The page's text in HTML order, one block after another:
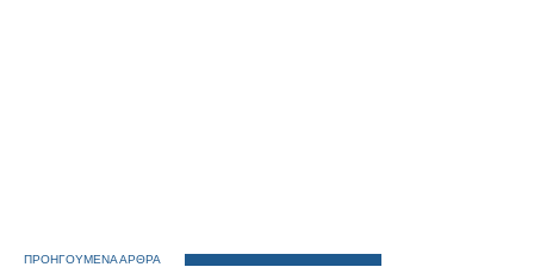
ΠΡΟΗΓΟΥΜΕΝΑ ΑΡΘΡΑ